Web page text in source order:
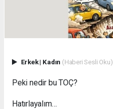
Erkek| Kadın (Haberi Sesli Oku)
Peki nedir bu TOÇ?
Hatırlayalım…